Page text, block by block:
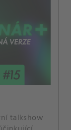
talkshow